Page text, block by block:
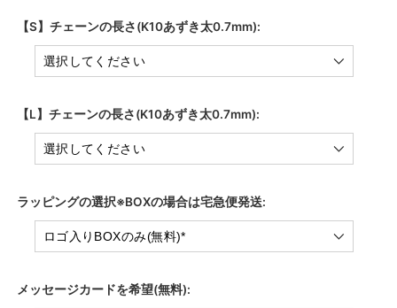
【S】チェーンの長さ(K10あずき太0.7mm):
【L】チェーンの長さ(K10あずき太0.7mm):
ラッピングの選択※BOXの場合は宅急便発送:
メッセージカードを希望(無料):